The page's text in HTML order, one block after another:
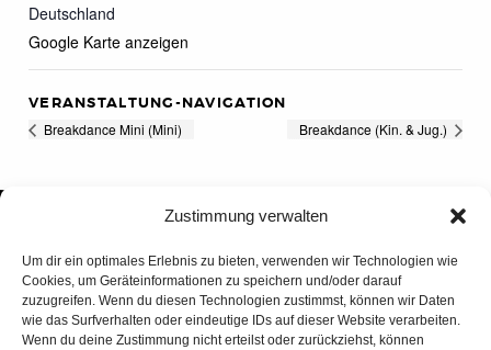
Zustimmung verwalten
Um dir ein optimales Erlebnis zu bieten, verwenden wir Technologien wie
Cookies, um Geräteinformationen zu speichern und/oder darauf
zuzugreifen. Wenn du diesen Technologien zustimmst, können wir Daten
wie das Surfverhalten oder eindeutige IDs auf dieser Website verarbeiten.
Wenn du deine Zustimmung nicht erteilst oder zurückziehst, können
Deutschland
Google Karte anzeigen
VERANSTALTUNG-NAVIGATION
Breakdance Mini (Mini) Breakdance (Kin. & Jug.)